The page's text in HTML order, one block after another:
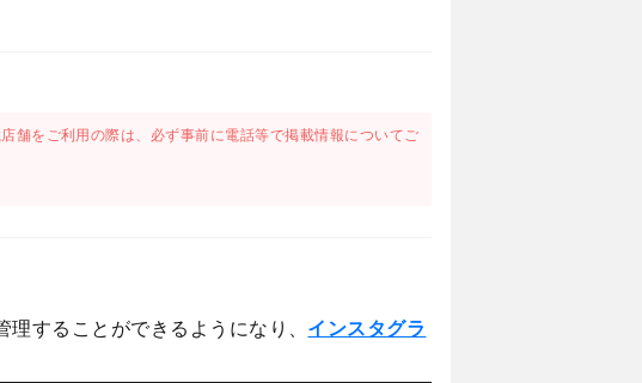
舗をご利用の際は、必ず事前に電話等で掲載情報についてご
することができるようになり、 インスタグラ